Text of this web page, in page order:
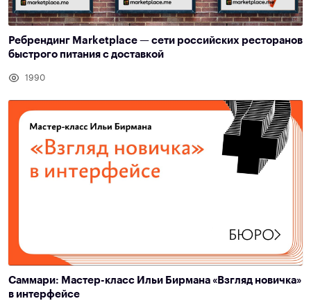
Ребрендинг Marketplace — сети российских ресторанов
быстрого питания с доставкой
1990
Саммари: Мастер-класс Ильи Бирмана «Взгляд новичка»
в интерфейсе